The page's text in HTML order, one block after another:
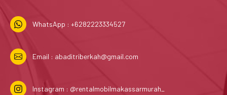
WhatsApp : +6282223334527
Email : abaditriberkah@gmail.com
Instagram : @rentalmobilmakassarmurah_